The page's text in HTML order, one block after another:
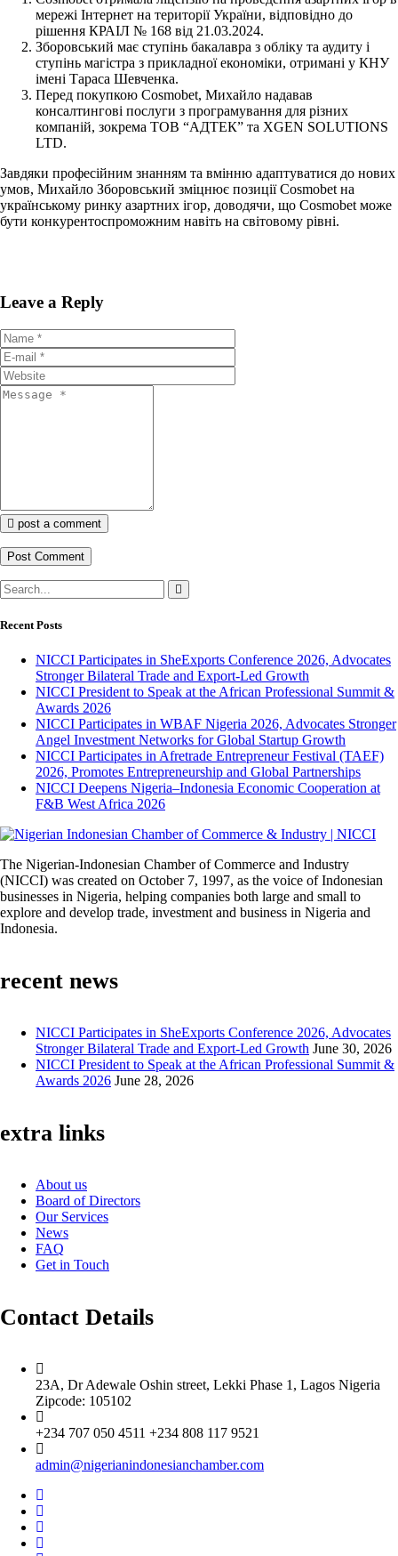
мережі Інтернет на території України, відповідно до
рішення КРАІЛ № 168 від 21.03.2024.
Зборовський має ступінь бакалавра з обліку та аудиту і
ступінь магістра з прикладної економіки, отримані у КНУ
імені Тараса Шевченка.
Перед покупкою Cosmobet, Михайло надавав
консалтингові послуги з програмування для різних
компаній, зокрема ТОВ “АДТЕК” та XGEN SOLUTIONS
LTD.
Завдяки професійним знанням та вмінню адаптуватися до нових
умов, Михайло Зборовський зміцнює позиції Cosmobet на
українському ринку азартних ігор, доводячи, що Cosmobet може
бути конкурентоспроможним навіть на світовому рівні.
Leave a Reply
post a comment
Recent Posts
NICCI Participates in SheExports Conference 2026, Advocates
Stronger Bilateral Trade and Export-Led Growth
NICCI President to Speak at the African Professional Summit &
Awards 2026
NICCI Participates in WBAF Nigeria 2026, Advocates Stronger
Angel Investment Networks for Global Startup Growth
NICCI Participates in Afretrade Entrepreneur Festival (TAEF)
2026, Promotes Entrepreneurship and Global Partnerships
NICCI Deepens Nigeria–Indonesia Economic Cooperation at
F&B West Africa 2026
The Nigerian-Indonesian Chamber of Commerce and Industry
(NICCI) was created on October 7, 1997, as the voice of Indonesian
businesses in Nigeria, helping companies both large and small to
explore and develop trade, investment and business in Nigeria and
Indonesia.
recent news
NICCI Participates in SheExports Conference 2026, Advocates
Stronger Bilateral Trade and Export-Led Growth June 30, 2026
NICCI President to Speak at the African Professional Summit &
Awards 2026 June 28, 2026
extra links
About us
Board of Directors
Our Services
News
FAQ
Get in Touch
Contact Details
23A, Dr Adewale Oshin street, Lekki Phase 1, Lagos Nigeria
Zipcode: 105102
+234 707 050 4511 +234 808 117 9521
admin@nigerianindonesianchamber.com